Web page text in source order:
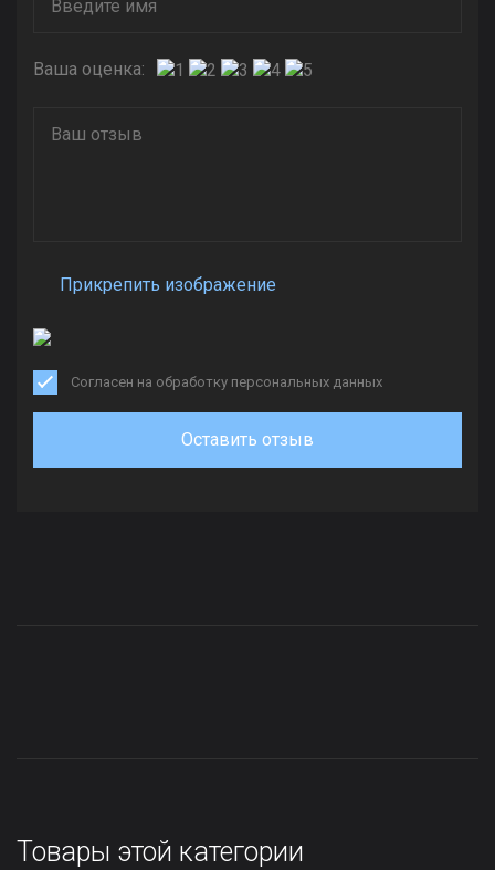
Ваша оценка:
Прикрепить изображение
Согласен на обработку персональных данных
Оставить отзыв
Товары этой категории